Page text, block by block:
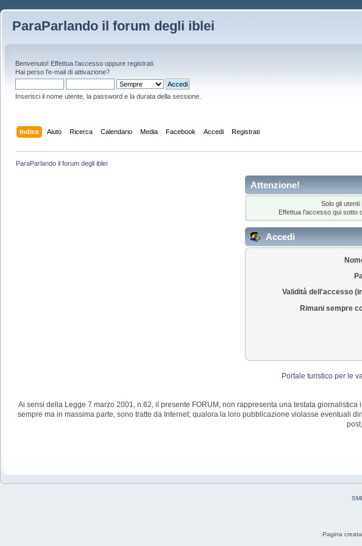
ParaParlando il forum degli iblei
Benvenuto! Effettua l'accesso oppure registrati
Hai perso l'e-mail di attivazione?
Inserisci il nome utente, la password e la durata della sessione.
Indice Aiuto Ricerca Calendario Media Facebook Accedi Registrati
ParaParlando il forum degli iblei
Attenzione!
Solo gli
Effettua l'accesso qui sotto
Accedi
Validità dell'accesso
Rimani sempre
Portale turistico per le
Ai sensi della Legge 7 marzo 2001, n.62, il presente FORUM, non rappresenta una testata
sempre ma in massima parte, sono tratte da Internet; qualora la loro pubblicazione violasse eventuali
Pagina